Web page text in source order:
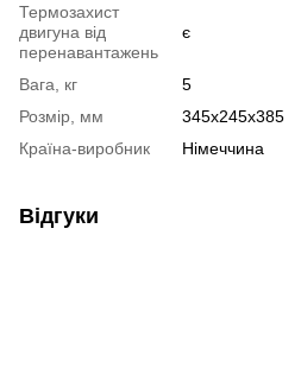
Термозахист
двигуна від
перенавантажень
є
Вага, кг
5
Розмір, мм
345x245x385
Країна-виробник
Німеччина
Відгуки